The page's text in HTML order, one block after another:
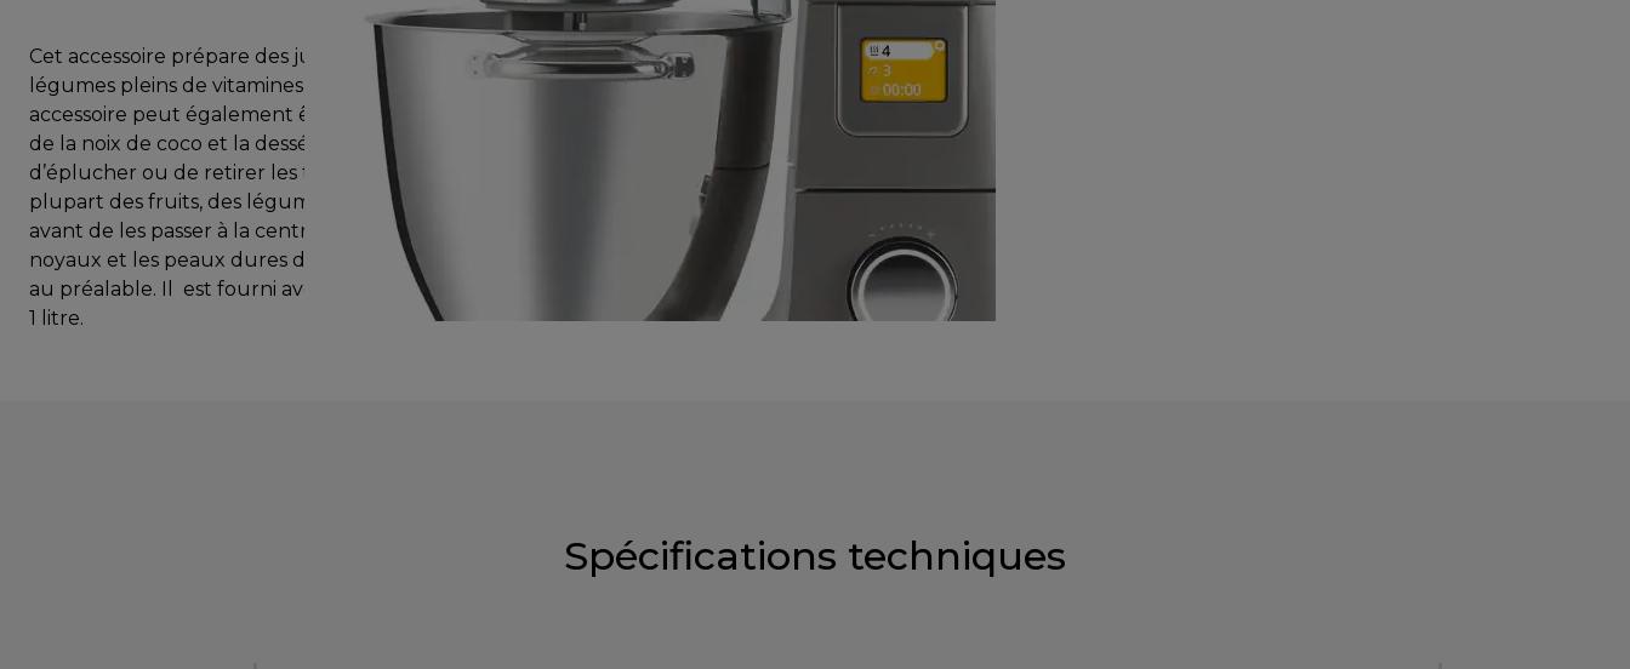
Cet accessoire prépare des jus de fruits ou de
légumes pleins de vitamines et minéraux. Cet
accessoire peut également être utilisé pour râper
de la noix de coco et la dessécher. Il n’est pas utile
d’éplucher ou de retirer les trognons de la
plupart des fruits, des légumes ou du gingembre
avant de les passer à la centrifugeuse. Seuls les
noyaux et les peaux dures doivent être enlevés
au préalable. Il est fourni avec une carafe à jus de
1 litre.
Spécifications techniques